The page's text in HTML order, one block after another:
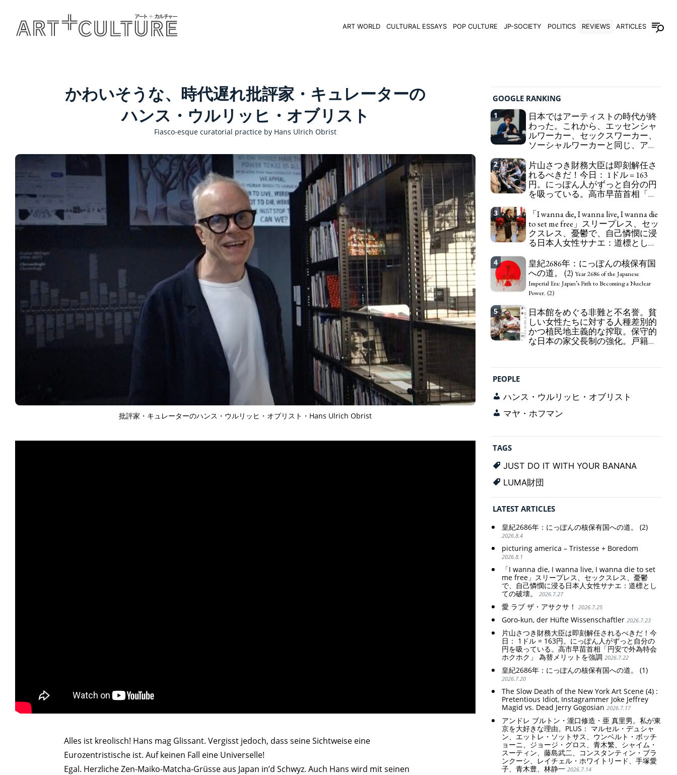
ART WORLD CULTURAL ESSAYS POP CULTURE JP-SOCIETY POLITICS REVIEWS ARTICLES
かわいそうな、時代遅れ批評家・キュレーターの
ハンス・ウルリッヒ・オブリスト
Fiasco-esque curatorial practice by Hans Ulrich Obrist
批評家・キュレーターのハンス・ウルリッヒ・オブリスト・Hans Ulrich Obrist
Alles ist kreolisch! Hans mag Glissant. Vergisst jedoch, dass seine Sichtweise eine
Eurozentristische ist. Auf keinen Fall eine Universelle!
Egal. Herzliche Zen-Maiko-Matcha-Grüsse aus Japan in’d Schwyz. Auch Hans wird mit seinen
GOOGLE RANKING
1
日本ではアーティストの時代が終
わった。これから、エッセンシャ
ルワーカー、セックスワーカー、
ソーシャルワーカーと同じ、アー
in Japan the word "artist" into the word "Art
Worker" (similar to "Essential Worker", "Sex Worker"
or "Social Worker")
2
片山さつき財務大臣は即刻解任さ
れるべきだ！今日： 1ドル = 163
円。にっぽん人がずっと自分の円
を吸っている。高市早苗首相「円
ットを強調Finance Minister KATAYAMA
Satsuki should be fired immediately! Today: 1 US$ =
163 Yen. The Japanese Have Long Been Draining
Their Own Yen. Prime Minister TAKAICHI
Fund Special Account happy" - Emphasising the
benefits of the exchange rate
3
「I wanna die, I wanna live, I wanna die
to set me free」スリープレス、セッ
クスレス、憂鬱で、自己憐憫に浸
る日本人女性サナエ：道標として
die to set me free" - Sanae, a Japanese woman who
is sleepless, sexless, depressive and wallowing in
self-pity: destruction as a guidepost.
4
皇紀2686年：にっぽんの核保有国
への道。 (2) Year 2686 of the Japanese
Imperial Era: Japan’s Path to Becoming a Nuclear
Power. (2)
5
日本館をめぐる非難と不名誉。貧
しい女性たちに対する人種差別的
かつ植民地主義的な搾取。保守的
な日本の家父長制の強化。戸籍制
registration system. Reinforcement of
discriminatory bloodline ideology.
PEOPLE
ハンス・ウルリッヒ・オブリスト
マヤ・ホフマン
TAGS
JUST DO IT WITH YOUR BANANA
LUMA財団
LATEST ARTICLES
皇紀2686年：にっぽんの核保有国への道。 (2)
2026.8.4
picturing america – Tristesse + Boredom
2026.8.1
「I wanna die, I wanna live, I wanna die to set
me free」スリープレス、セックスレス、憂鬱
で、自己憐憫に浸る日本人女性サナエ：道標とし
ての破壊。
2026.7.27
愛 ラブ ザ・アサクサ！ 2026.7.25
Goro-kun, der Hüfte Wissenschaftler 2026.7.23
片山さつき財務大臣は即刻解任されるべきだ！今
日： 1ドル = 163円。にっぽん人がずっと自分の
円を吸っている。高市早苗首相「円安で外為特会
ホクホク」 為替メリットを強調 2026.7.22
皇紀2686年：にっぽんの核保有国への道。 (1)
2026.7.20
The Slow Death of the New York Art Scene (4) :
Pretentious Idiot, Instagrammer Joke Jeffrey
Magid vs. Dead Jerry Gogosian 2026.7.17
アンドレ ブルトン・瀧口修造・亜 真里男。私が東
京を大好きな理由。PLUS： マルセル・デュシャ
ン、エットレ・ソットサス、ウンベルト・ボッチ
ョーニ、ジョージ・グロス、青木繁、シャイム・
スーティン、藤島武二、コンスタンティン・ブラ
ンクーシ、レイチェル・ホワイトリード、手塚愛
子、青木豊、林静一 2026.7.14